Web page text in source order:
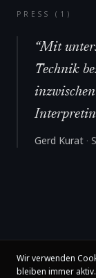
PRESS ( 1 )
“Mit
Technik
Gerd Kurat ·
Wir verwenden
bleiben immer aktiv.